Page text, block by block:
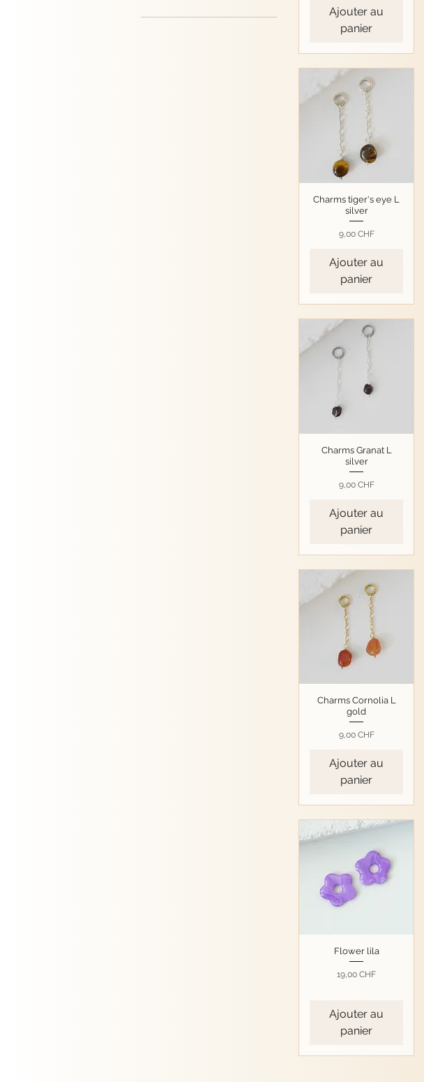
Ajouter au
panier
Charms tiger's eye L
silver
Prix
9,00 CHF
Ajouter au
panier
Charms Granat L
silver
Prix
9,00 CHF
Ajouter au
panier
Charms Cornolia L
gold
Prix
9,00 CHF
Ajouter au
panier
Flower lila
Prix
19,00 CHF
Ajouter au
panier